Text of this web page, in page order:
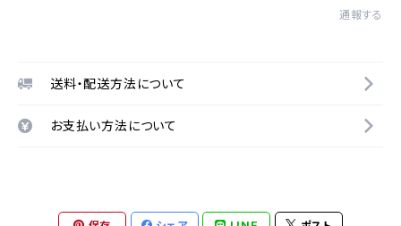
通報する
送料・配送方法について
お支払い方法について